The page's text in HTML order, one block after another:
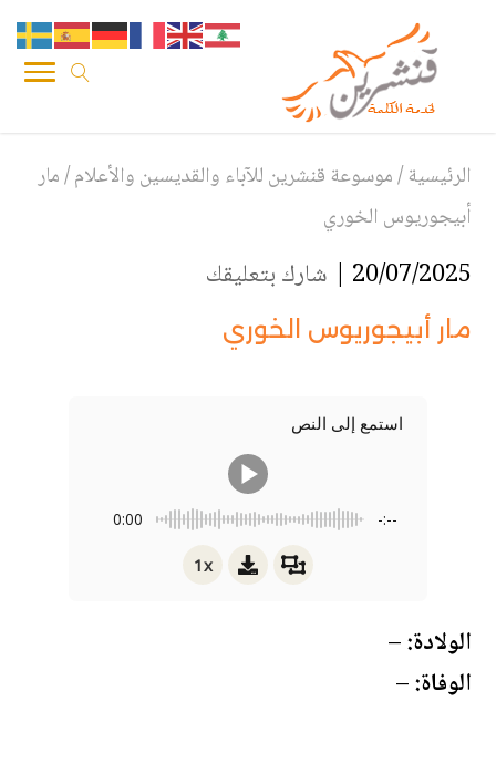
الرئيسية/موسوعة قنشرين للآباء والقديسين والأعلام/مار
أبيجوريوس الخوري
20/07/2025 | شارك بتعليقك
مار أبيجوريوس الخوري
استمع إلى النص
0:00 -:--
1x
الولادة:–
الوفاة:–